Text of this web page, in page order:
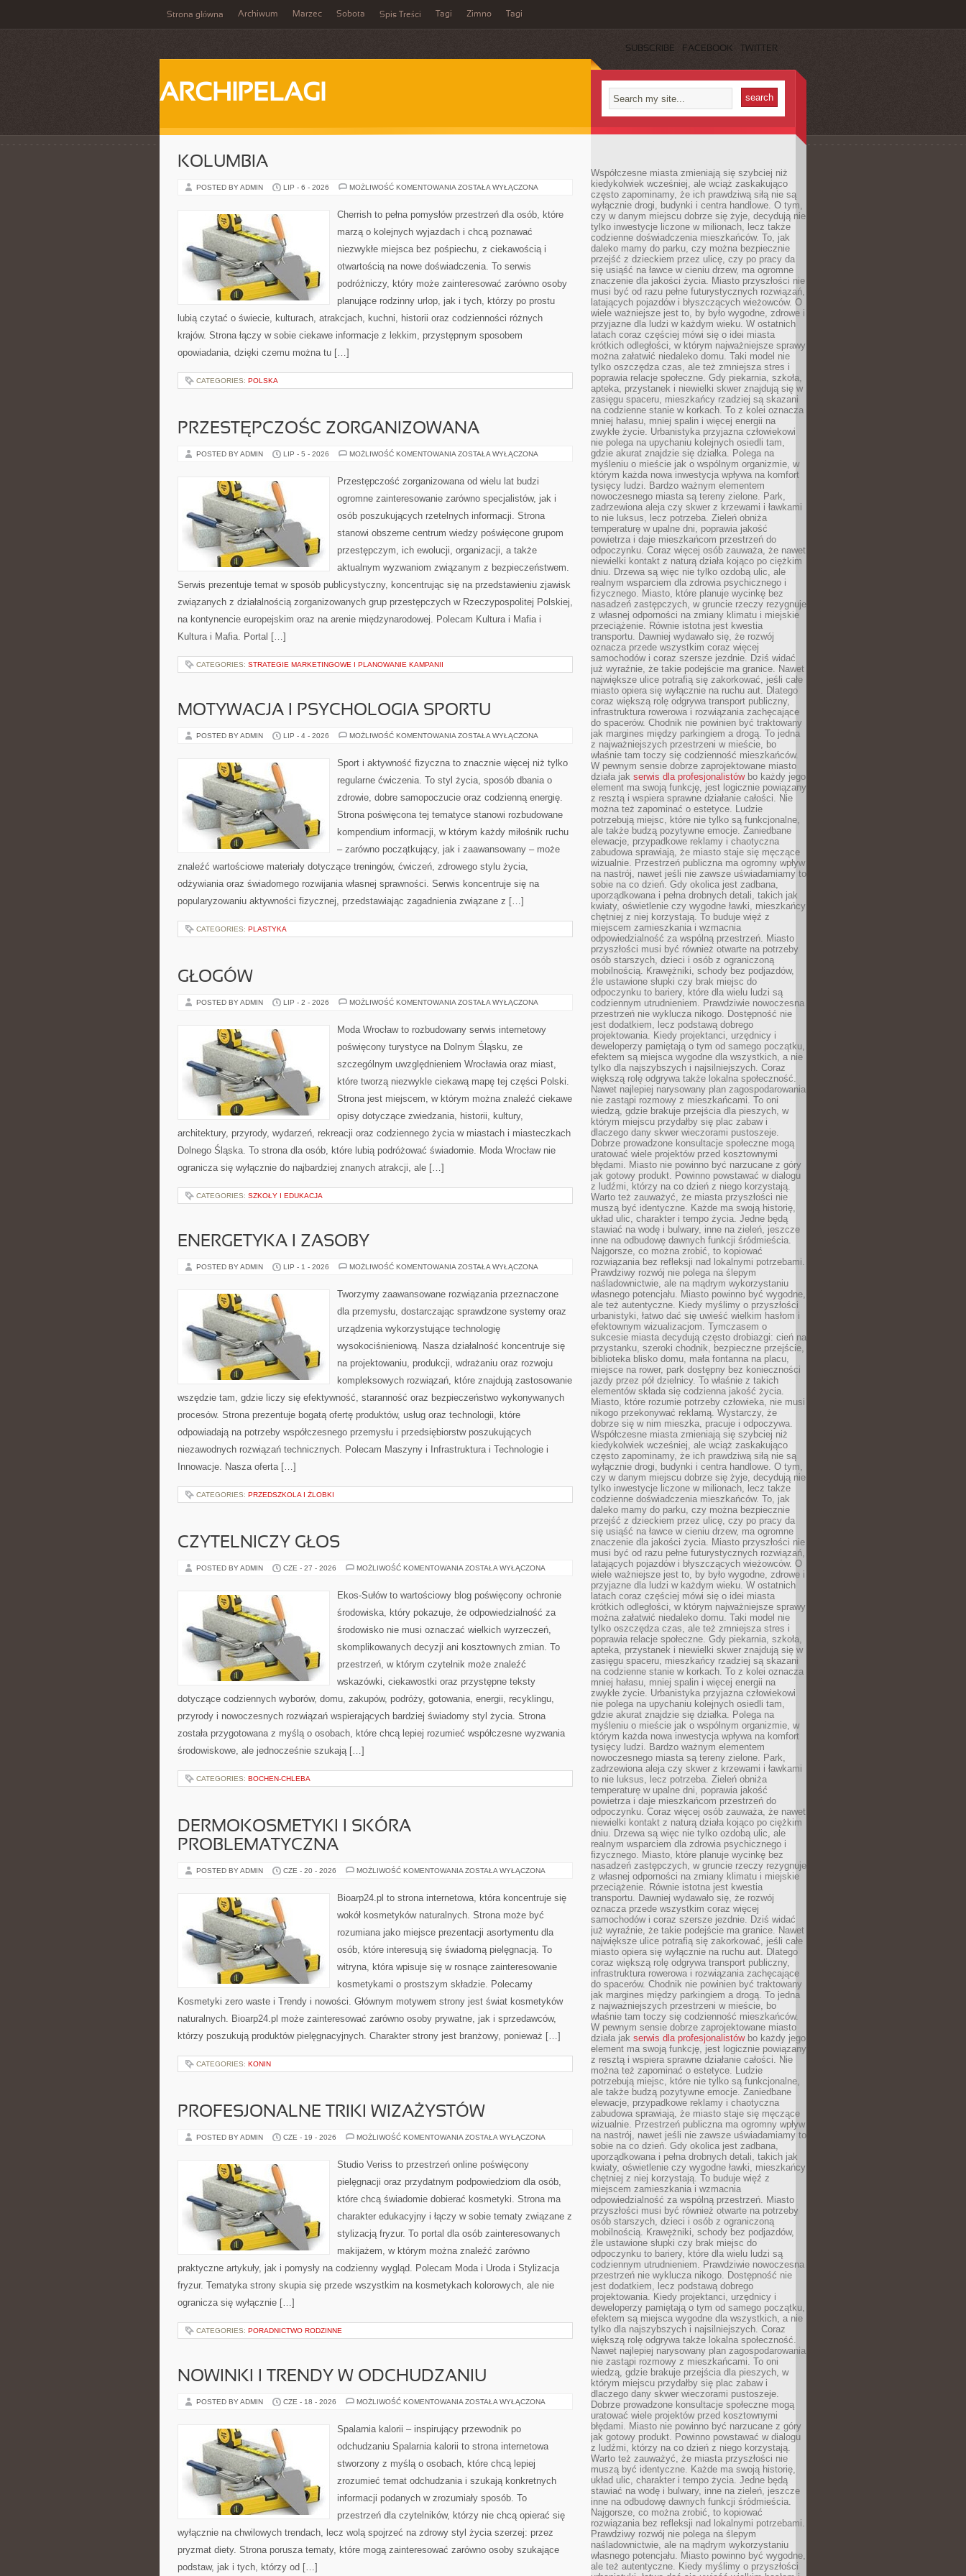
Strona główna Archiwum Marzec Sobota Spis Treści Tagi Zimno Tagi
SUBSCRIBE FACEBOOK TWITTER
ARCHIPELAGI
KOLUMBIA
POSTED BY ADMIN LIP - 6 - 2026 MOŻLIWOŚĆ KOMENTOWANIA KOLUMBIA
ZOSTAŁA WYŁĄCZONA
Cherrish to pełna pomysłów przestrzeń dla osób, które
marzą o kolejnych wyjazdach i chcą poznawać
niezwykłe miejsca bez pośpiechu, z ciekawością i
otwartością na nowe doświadczenia. To serwis
podróżniczy, który może zainteresować zarówno osoby
planujące rodzinny urlop, jak i tych, którzy po prostu
lubią czytać o świecie, kulturach, atrakcjach, kuchni, historii oraz codzienności różnych
krajów. Strona łączy w sobie ciekawe informacje z lekkim, przystępnym sposobem
opowiadania, dzięki czemu można tu […]
CATEGORIES: POLSKA
PRZESTĘPCZOŚC ZORGANIZOWANA
POSTED BY ADMIN LIP - 5 - 2026 MOŻLIWOŚĆ KOMENTOWANIA PRZESTĘPCZOŚC
ZOSTAŁA WYŁĄCZONA
Przestępczość zorganizowana od wielu lat budzi
ogromne zainteresowanie zarówno specjalistów, jak i
osób poszukujących rzetelnych informacji. Strona
stanowi obszerne centrum wiedzy poświęcone grupom
przestępczym, ich ewolucji, organizacji, a także
aktualnym wyzwaniom związanym z bezpieczeństwem.
Serwis prezentuje temat w sposób publicystyczny, koncentrując się na przedstawieniu zjawisk
związanych z działalnością zorganizowanych grup przestępczych w Rzeczypospolitej Polskiej,
na kontynencie europejskim oraz na arenie międzynarodowej. Polecam Kultura i Mafia i
Kultura i Mafia. Portal […]
CATEGORIES: STRATEGIE MARKETINGOWE I PLANOWANIE KAMPANII
MOTYWACJA I PSYCHOLOGIA SPORTU
POSTED BY ADMIN LIP - 4 - 2026 MOŻLIWOŚĆ KOMENTOWANIA MOTYWACJA
ZOSTAŁA WYŁĄCZONA
Sport i aktywność fizyczna to znacznie więcej niż tylko
regularne ćwiczenia. To styl życia, sposób dbania o
zdrowie, dobre samopoczucie oraz codzienną energię.
Strona poświęcona tej tematyce stanowi rozbudowane
kompendium informacji, w którym każdy miłośnik ruchu
– zarówno początkujący, jak i zaawansowany – może
znaleźć wartościowe materiały dotyczące treningów, ćwiczeń, zdrowego stylu życia,
odżywiania oraz świadomego rozwijania własnej sprawności. Serwis koncentruje się na
popularyzowaniu aktywności fizycznej, przedstawiając zagadnienia związane z […]
CATEGORIES: PLASTYKA
GŁOGÓW
POSTED BY ADMIN LIP - 2 - 2026 MOŻLIWOŚĆ KOMENTOWANIA GŁOGÓW
ZOSTAŁA WYŁĄCZONA
Moda Wrocław to rozbudowany serwis internetowy
poświęcony turystyce na Dolnym Śląsku, ze
szczególnym uwzględnieniem Wrocławia oraz miast,
które tworzą niezwykle ciekawą mapę tej części Polski.
Strona jest miejscem, w którym można znaleźć ciekawe
opisy dotyczące zwiedzania, historii, kultury,
architektury, przyrody, wydarzeń, rekreacji oraz codziennego życia w miastach i miasteczkach
Dolnego Śląska. To strona dla osób, które lubią podróżować świadomie. Moda Wrocław nie
ogranicza się wyłącznie do najbardziej znanych atrakcji, ale […]
CATEGORIES: SZKOŁY I EDUKACJA
ENERGETYKA I ZASOBY
POSTED BY ADMIN LIP - 1 - 2026 MOŻLIWOŚĆ KOMENTOWANIA ENERGETYKA
ZOSTAŁA WYŁĄCZONA
Tworzymy zaawansowane rozwiązania przeznaczone
dla przemysłu, dostarczając sprawdzone systemy oraz
urządzenia wykorzystujące technologię
wysokociśnieniową. Nasza działalność koncentruje się
na projektowaniu, produkcji, wdrażaniu oraz rozwoju
kompleksowych rozwiązań, które znajdują zastosowanie
wszędzie tam, gdzie liczy się efektywność, staranność oraz bezpieczeństwo wykonywanych
procesów. Strona prezentuje bogatą ofertę produktów, usług oraz technologii, które
odpowiadają na potrzeby współczesnego przemysłu i przedsiębiorstw poszukujących
niezawodnych rozwiązań technicznych. Polecam Maszyny i Infrastruktura i Technologie i
Innowacje. Nasza oferta […]
CATEGORIES: PRZEDSZKOLA I ŻLOBKI
CZYTELNICZY GŁOS
POSTED BY ADMIN CZE - 27 - 2026 MOŻLIWOŚĆ KOMENTOWANIA CZYTELNICZY
ZOSTAŁA WYŁĄCZONA
Ekos-Sułów to wartościowy blog poświęcony ochronie
środowiska, który pokazuje, że odpowiedzialność za
środowisko nie musi oznaczać wielkich wyrzeczeń,
skomplikowanych decyzji ani kosztownych zmian. To
przestrzeń, w którym czytelnik może znaleźć
wskazówki, ciekawostki oraz przystępne teksty
dotyczące codziennych wyborów, domu, zakupów, podróży, gotowania, energii, recyklingu,
przyrody i nowoczesnych rozwiązań wspierających bardziej świadomy styl życia. Strona
została przygotowana z myślą o osobach, które chcą lepiej rozumieć współczesne wyzwania
środowiskowe, ale jednocześnie szukają […]
CATEGORIES: BOCHEN-CHLEBA
DERMOKOSMETYKI I SKÓRA
PROBLEMATYCZNA
POSTED BY ADMIN CZE - 20 - 2026 MOŻLIWOŚĆ KOMENTOWANIA DERMOKOSMETYKI
PROBLEMATYCZNA
ZOSTAŁA WYŁĄCZONA
Bioarp24.pl to strona internetowa, która koncentruje się
wokół kosmetyków naturalnych. Strona może być
rozumiana jako miejsce prezentacji asortymentu dla
osób, które interesują się świadomą pielęgnacją. To
witryna, która wpisuje się w rosnące zainteresowanie
kosmetykami o prostszym składzie. Polecamy
Kosmetyki zero waste i Trendy i nowości. Głównym motywem strony jest świat kosmetyków
naturalnych. Bioarp24.pl może zainteresować zarówno osoby prywatne, jak i sprzedawców,
którzy poszukują produktów pielęgnacyjnych. Charakter strony jest branżowy, ponieważ […]
CATEGORIES: KONIN
PROFESJONALNE TRIKI WIZAŻYSTÓW
POSTED BY ADMIN CZE - 19 - 2026 MOŻLIWOŚĆ KOMENTOWANIA PROFESJONALNE
ZOSTAŁA WYŁĄCZONA
Studio Veriss to przestrzeń online poświęcony
pielęgnacji oraz przydatnym podpowiedziom dla osób,
które chcą świadomie dobierać kosmetyki. Strona ma
charakter edukacyjny i łączy w sobie tematy związane z
stylizacją fryzur. To portal dla osób zainteresowanych
makijażem, w którym można znaleźć zarówno
praktyczne artykuły, jak i pomysły na codzienny wygląd. Polecam Moda i Uroda i Stylizacja
fryzur. Tematyka strony skupia się przede wszystkim na kosmetykach kolorowych, ale nie
ogranicza się wyłącznie […]
CATEGORIES: PORADNICTWO RODZINNE
NOWINKI I TRENDY W ODCHUDZANIU
POSTED BY ADMIN CZE - 18 - 2026 MOŻLIWOŚĆ KOMENTOWANIA NOWINKI
ODCHUDZANIU
ZOSTAŁA WYŁĄCZONA
Spalarnia kalorii – inspirujący przewodnik po
odchudzaniu Spalarnia kalorii to strona internetowa
stworzony z myślą o osobach, które chcą lepiej
zrozumieć temat odchudzania i szukają konkretnych
informacji podanych w zrozumiały sposób. To
przestrzeń dla czytelników, którzy nie chcą opierać się
wyłącznie na chwilowych trendach, lecz wolą spojrzeć na zdrowy styl życia szerzej: przez
pryzmat diety. Strona porusza tematy, które mogą zainteresować zarówno osoby szukające
podstaw, jak i tych, którzy od […]
Współczesne miasta zmieniają się szybciej niż
kiedykolwiek wcześniej, ale wciąż zaskakująco
często zapominamy, że ich prawdziwą siłą nie są
wyłącznie drogi, budynki i centra handlowe. O tym,
czy w danym miejscu dobrze się żyje, decydują nie
tylko inwestycje liczone w milionach, lecz także
codzienne doświadczenia mieszkańców. To, jak
daleko mamy do parku, czy można bezpiecznie
przejść z dzieckiem przez ulicę, czy po pracy da
się usiąść na ławce w cieniu drzew, ma ogromne
znaczenie dla jakości życia. Miasto przyszłości nie
musi być od razu pełne futurystycznych rozwiązań,
latających pojazdów i błyszczących wieżowców. O
wiele ważniejsze jest to, by było wygodne, zdrowe i
przyjazne dla ludzi w każdym wieku. W ostatnich
latach coraz częściej mówi się o idei miasta
krótkich odległości, w którym najważniejsze sprawy
można załatwić niedaleko domu. Taki model nie
tylko oszczędza czas, ale też zmniejsza stres i
poprawia relacje społeczne. Gdy piekarnia, szkoła,
apteka, przystanek i niewielki skwer znajdują się w
zasięgu spaceru, mieszkańcy rzadziej są skazani
na codzienne stanie w korkach. To z kolei oznacza
mniej hałasu, mniej spalin i więcej energii na
zwykłe życie. Urbanistyka przyjazna człowiekowi
nie polega na upychaniu kolejnych osiedli tam,
gdzie akurat znajdzie się działka. Polega na
myśleniu o mieście jak o wspólnym organizmie, w
którym każda nowa inwestycja wpływa na komfort
tysięcy ludzi. Bardzo ważnym elementem
nowoczesnego miasta są tereny zielone. Park,
zadrzewiona aleja czy skwer z krzewami i ławkami
to nie luksus, lecz potrzeba. Zieleń obniża
temperaturę w upalne dni, poprawia jakość
powietrza i daje mieszkańcom przestrzeń do
odpoczynku. Coraz więcej osób zauważa, że nawet
niewielki kontakt z naturą działa kojąco po ciężkim
dniu. Drzewa są więc nie tylko ozdobą ulic, ale
realnym wsparciem dla zdrowia psychicznego i
fizycznego. Miasto, które planuje wycinkę bez
nasadzeń zastępczych, w gruncie rzeczy rezygnuje
z własnej odporności na zmiany klimatu i miejskie
przeciążenie. Równie istotna jest kwestia
transportu. Dawniej wydawało się, że rozwój
oznacza przede wszystkim coraz więcej
samochodów i coraz szersze jezdnie. Dziś widać
już wyraźnie, że takie podejście ma granice. Nawet
największe ulice potrafią się zakorkować, jeśli całe
miasto opiera się wyłącznie na ruchu aut. Dlatego
coraz większą rolę odgrywa transport publiczny,
infrastruktura rowerowa i rozwiązania zachęcające
do spacerów. Chodnik nie powinien być traktowany
jak margines między parkingiem a drogą. To jedna
z najważniejszych przestrzeni w mieście, bo
właśnie tam toczy się codzienność mieszkańców.
W pewnym sensie dobrze zaprojektowane miasto
działa jak serwis dla profesjonalistówbo każdy jego
element ma swoją funkcję, jest logicznie powiązany
z resztą i wspiera sprawne działanie całości. Nie
można też zapominać o estetyce. Ludzie
potrzebują miejsc, które nie tylko są funkcjonalne,
ale także budzą pozytywne emocje. Zaniedbane
elewacje, przypadkowe reklamy i chaotyczna
zabudowa sprawiają, że miasto staje się męczące
wizualnie. Przestrzeń publiczna ma ogromny wpływ
na nastrój, nawet jeśli nie zawsze uświadamiamy to
sobie na co dzień. Gdy okolica jest zadbana,
uporządkowana i pełna drobnych detali, takich jak
kwiaty, oświetlenie czy wygodne ławki, mieszkańcy
chętniej z niej korzystają. To buduje więź z
miejscem zamieszkania i wzmacnia
odpowiedzialność za wspólną przestrzeń. Miasto
przyszłości musi być również otwarte na potrzeby
osób starszych, dzieci i osób z ograniczoną
mobilnością. Krawężniki, schody bez podjazdów,
źle ustawione słupki czy brak miejsc do
odpoczynku to bariery, które dla wielu ludzi są
codziennym utrudnieniem. Prawdziwie nowoczesna
przestrzeń nie wyklucza nikogo. Dostępność nie
jest dodatkiem, lecz podstawą dobrego
projektowania. Kiedy projektanci, urzędnicy i
deweloperzy pamiętają o tym od samego początku,
efektem są miejsca wygodne dla wszystkich, a nie
tylko dla najszybszych i najsilniejszych. Coraz
większą rolę odgrywa także lokalna społeczność.
Nawet najlepiej narysowany plan zagospodarowania
nie zastąpi rozmowy z mieszkańcami. To oni
wiedzą, gdzie brakuje przejścia dla pieszych, w
którym miejscu przydałby się plac zabaw i
dlaczego dany skwer wieczorami pustoszeje.
Dobrze prowadzone konsultacje społeczne mogą
uratować wiele projektów przed kosztownymi
błędami. Miasto nie powinno być narzucane z góry
jak gotowy produkt. Powinno powstawać w dialogu
z ludźmi, którzy na co dzień z niego korzystają.
Warto też zauważyć, że miasta przyszłości nie
muszą być identyczne. Każde ma swoją historię,
układ ulic, charakter i tempo życia. Jedne będą
stawiać na wodę i bulwary, inne na zieleń, jeszcze
inne na odbudowę dawnych funkcji śródmieścia.
Najgorsze, co można zrobić, to kopiować
rozwiązania bez refleksji nad lokalnymi potrzebami.
Prawdziwy rozwój nie polega na ślepym
naśladownictwie, ale na mądrym wykorzystaniu
własnego potencjału. Miasto powinno być wygodne,
ale też autentyczne. Kiedy myślimy o przyszłości
urbanistyki, łatwo dać się uwieść wielkim hasłom i
efektownym wizualizacjom. Tymczasem o
sukcesie miasta decydują często drobiazgi: cień na
przystanku, szeroki chodnik, bezpieczne przejście,
biblioteka blisko domu, mała fontanna na placu,
miejsce na rower, park dostępny bez konieczności
jazdy przez pół dzielnicy. To właśnie z takich
elementów składa się codzienna jakość życia.
Miasto, które rozumie potrzeby człowieka, nie musi
nikogo przekonywać reklamą. Wystarczy, że
dobrze się w nim mieszka, pracuje i odpoczywa.
Współczesne miasta zmieniają się szybciej niż
kiedykolwiek wcześniej, ale wciąż zaskakująco
często zapominamy, że ich prawdziwą siłą nie są
wyłącznie drogi, budynki i centra handlowe. O tym,
czy w danym miejscu dobrze się żyje, decydują nie
tylko inwestycje liczone w milionach, lecz także
codzienne doświadczenia mieszkańców. To, jak
daleko mamy do parku, czy można bezpiecznie
przejść z dzieckiem przez ulicę, czy po pracy da
się usiąść na ławce w cieniu drzew, ma ogromne
znaczenie dla jakości życia. Miasto przyszłości nie
musi być od razu pełne futurystycznych rozwiązań,
latających pojazdów i błyszczących wieżowców. O
wiele ważniejsze jest to, by było wygodne, zdrowe i
przyjazne dla ludzi w każdym wieku. W ostatnich
latach coraz częściej mówi się o idei miasta
krótkich odległości, w którym najważniejsze sprawy
można załatwić niedaleko domu. Taki model nie
tylko oszczędza czas, ale też zmniejsza stres i
poprawia relacje społeczne. Gdy piekarnia, szkoła,
apteka, przystanek i niewielki skwer znajdują się w
zasięgu spaceru, mieszkańcy rzadziej są skazani
na codzienne stanie w korkach. To z kolei oznacza
mniej hałasu, mniej spalin i więcej energii na
zwykłe życie. Urbanistyka przyjazna człowiekowi
nie polega na upychaniu kolejnych osiedli tam,
gdzie akurat znajdzie się działka. Polega na
myśleniu o mieście jak o wspólnym organizmie, w
którym każda nowa inwestycja wpływa na komfort
tysięcy ludzi. Bardzo ważnym elementem
nowoczesnego miasta są tereny zielone. Park,
zadrzewiona aleja czy skwer z krzewami i ławkami
to nie luksus, lecz potrzeba. Zieleń obniża
temperaturę w upalne dni, poprawia jakość
powietrza i daje mieszkańcom przestrzeń do
odpoczynku. Coraz więcej osób zauważa, że nawet
niewielki kontakt z naturą działa kojąco po ciężkim
dniu. Drzewa są więc nie tylko ozdobą ulic, ale
realnym wsparciem dla zdrowia psychicznego i
fizycznego. Miasto, które planuje wycinkę bez
nasadzeń zastępczych, w gruncie rzeczy rezygnuje
z własnej odporności na zmiany klimatu i miejskie
przeciążenie. Równie istotna jest kwestia
transportu. Dawniej wydawało się, że rozwój
oznacza przede wszystkim coraz więcej
samochodów i coraz szersze jezdnie. Dziś widać
już wyraźnie, że takie podejście ma granice. Nawet
największe ulice potrafią się zakorkować, jeśli całe
miasto opiera się wyłącznie na ruchu aut. Dlatego
coraz większą rolę odgrywa transport publiczny,
infrastruktura rowerowa i rozwiązania zachęcające
do spacerów. Chodnik nie powinien być traktowany
jak margines między parkingiem a drogą. To jedna
z najważniejszych przestrzeni w mieście, bo
właśnie tam toczy się codzienność mieszkańców.
W pewnym sensie dobrze zaprojektowane miasto
działa jak serwis dla profesjonalistówbo każdy jego
element ma swoją funkcję, jest logicznie powiązany
z resztą i wspiera sprawne działanie całości. Nie
można też zapominać o estetyce. Ludzie
potrzebują miejsc, które nie tylko są funkcjonalne,
ale także budzą pozytywne emocje. Zaniedbane
elewacje, przypadkowe reklamy i chaotyczna
zabudowa sprawiają, że miasto staje się męczące
wizualnie. Przestrzeń publiczna ma ogromny wpływ
na nastrój, nawet jeśli nie zawsze uświadamiamy to
sobie na co dzień. Gdy okolica jest zadbana,
uporządkowana i pełna drobnych detali, takich jak
kwiaty, oświetlenie czy wygodne ławki, mieszkańcy
chętniej z niej korzystają. To buduje więź z
miejscem zamieszkania i wzmacnia
odpowiedzialność za wspólną przestrzeń. Miasto
przyszłości musi być również otwarte na potrzeby
osób starszych, dzieci i osób z ograniczoną
mobilnością. Krawężniki, schody bez podjazdów,
źle ustawione słupki czy brak miejsc do
odpoczynku to bariery, które dla wielu ludzi są
codziennym utrudnieniem. Prawdziwie nowoczesna
przestrzeń nie wyklucza nikogo. Dostępność nie
jest dodatkiem, lecz podstawą dobrego
projektowania. Kiedy projektanci, urzędnicy i
deweloperzy pamiętają o tym od samego początku,
efektem są miejsca wygodne dla wszystkich, a nie
tylko dla najszybszych i najsilniejszych. Coraz
większą rolę odgrywa także lokalna społeczność.
Nawet najlepiej narysowany plan zagospodarowania
nie zastąpi rozmowy z mieszkańcami. To oni
wiedzą, gdzie brakuje przejścia dla pieszych, w
którym miejscu przydałby się plac zabaw i
dlaczego dany skwer wieczorami pustoszeje.
Dobrze prowadzone konsultacje społeczne mogą
uratować wiele projektów przed kosztownymi
błędami. Miasto nie powinno być narzucane z góry
jak gotowy produkt. Powinno powstawać w dialogu
z ludźmi, którzy na co dzień z niego korzystają.
Warto też zauważyć, że miasta przyszłości nie
muszą być identyczne. Każde ma swoją historię,
układ ulic, charakter i tempo życia. Jedne będą
stawiać na wodę i bulwary, inne na zieleń, jeszcze
inne na odbudowę dawnych funkcji śródmieścia.
Najgorsze, co można zrobić, to kopiować
rozwiązania bez refleksji nad lokalnymi potrzebami.
Prawdziwy rozwój nie polega na ślepym
naśladownictwie, ale na mądrym wykorzystaniu
własnego potencjału. Miasto powinno być wygodne,
ale też autentyczne. Kiedy myślimy o przyszłości